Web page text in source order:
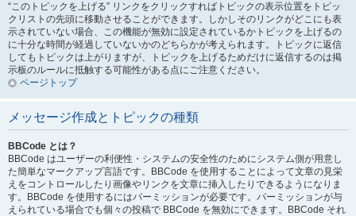
“このトピックを上げる” リンクをクリックすればトピックの表示位置をトピッ
クリストの先頭に移動させることができます。しかしそのリンクがどこにも表
示されていない場合、この機能が無効に設定されているかトピックを上げるの
に十分な時間が経過していないかのどちらかが考えられます。トピックに返信
してもトピックは上がりますが、トピックを上げるためだけに返信するのは掲
示板のルールに抵触する可能性がある点にご注意ください。
ページトップ
メッセージ作成とトピックの種類
BBCode とは？
BBCode はユーザーの利便性・システムの安全性のためにシステム側が用意し
た簡単なマークアップ言語です。BBCode を使用することによって文章の見栄
えをコントロールしたり画像やリンクを文章に挿入したりできるようになりま
す。BBCode を使用するにはパーミッションが必要です。パーミッションが与
えられている場合でも個々の投稿で BBCode を無効にできます。BBCode それ